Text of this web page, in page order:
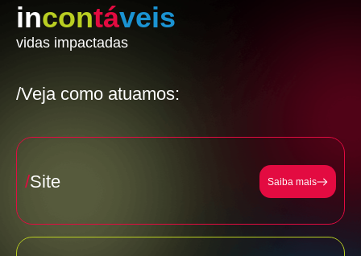
incontáveis
vidas impactadas
/Veja como atuamos:
/Site Saiba mais